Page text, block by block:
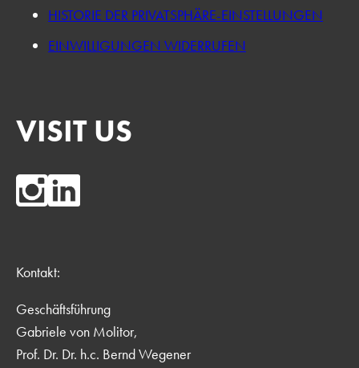
HISTORIE DER PRIVATSPHÄRE-EINSTELLUNGEN
EINWILLIGUNGEN WIDERRUFEN
VISIT US
Kontakt:
Geschäftsführung
Gabriele von Molitor,
Prof. Dr. Dr. h.c. Bernd Wegener